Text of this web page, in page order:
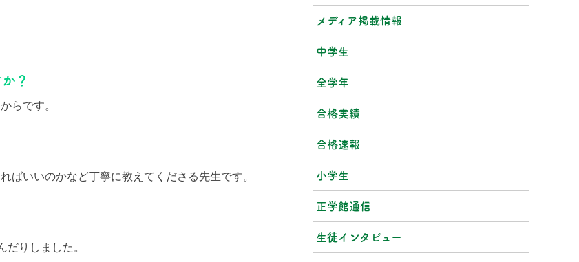
？
らです。
いいのかなど丁寧に教えてくださる先生です。
りしました。
メディア掲載情報
中学生
全学年
合格実績
合格速報
小学生
正学館通信
生徒インタビュー